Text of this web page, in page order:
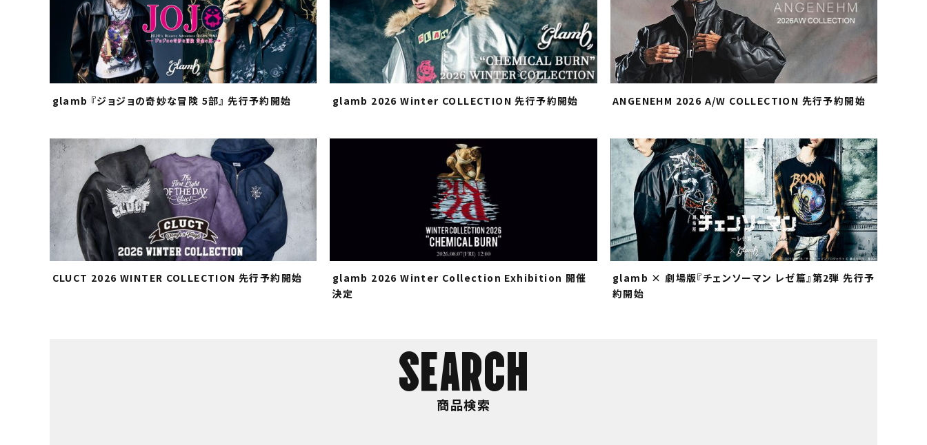
glamb 『ジョジョの奇妙な冒険 5部』 先行予約開始 glamb 2026 Winter COLLECTION 先行予約開始 ANGENEHM 2026 A/W COLLECTION 先行予約開始
CLUCT 2026 WINTER COLLECTION 先行予約開始
glamb 2026 Winter Collection Exhibition 開催
決定
glamb × 劇場版『チェンソーマン レゼ篇』第2弾 先行予
約開始
SEARCH
商品検索